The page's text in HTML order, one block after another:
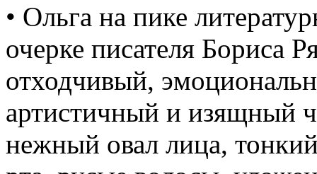
• Ольга на пике
очерке писателя Бориса
отходчивый,
артистичный и изящный
нежный овал лица,